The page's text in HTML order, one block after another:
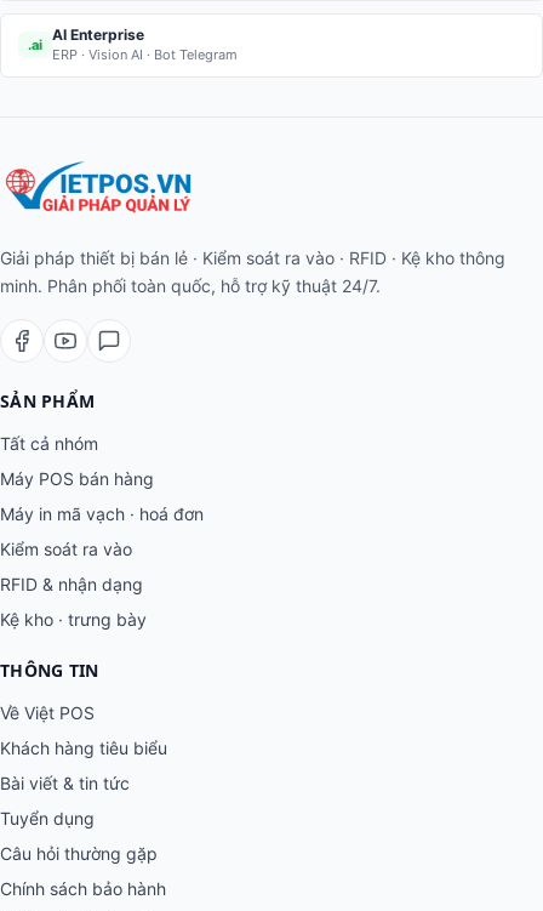
.ai
AI Enterprise
ERP · Vision AI · Bot Telegram
Giải pháp thiết bị bán lẻ · Kiểm soát ra vào · RFID · Kệ kho thông
minh. Phân phối toàn quốc, hỗ trợ kỹ thuật 24/7.
SẢN PHẨM
Tất cả nhóm
Máy POS bán hàng
Máy in mã vạch · hoá đơn
Kiểm soát ra vào
RFID & nhận dạng
Kệ kho · trưng bày
THÔNG TIN
Về Việt POS
Khách hàng tiêu biểu
Bài viết & tin tức
Tuyển dụng
Câu hỏi thường gặp
Chính sách bảo hành